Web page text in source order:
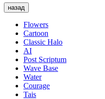
назад
Flowers
Cartoon
Classic Halo
AI
Post Scriptum
Wave Base
Water
Courage
Tais